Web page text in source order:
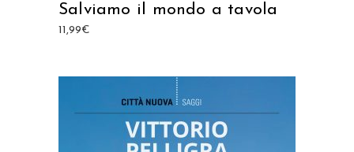
Salviamo il mondo a tavola
11,99€